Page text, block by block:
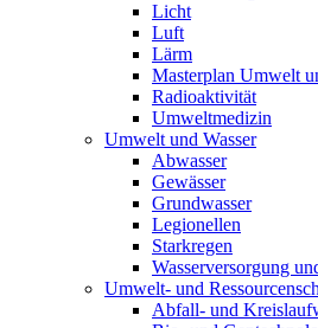
Licht
Luft
Lärm
Masterplan Umwelt
Radioaktivität
Umweltmedizin
Umwelt und Wasser
Abwasser
Gewässer
Grundwasser
Legionellen
Starkregen
Wasserversorgung
Umwelt- und
Abfall- und